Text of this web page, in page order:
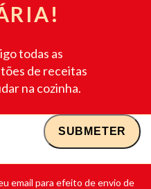
todas as
de receitas
na cozinha.
email para efeito de envio de